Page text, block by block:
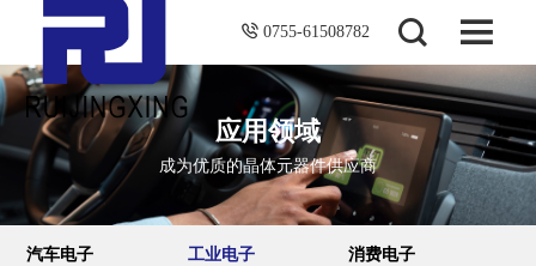
0755-61508782
应用领域
成为优质的晶体元器件供应商
汽车电子 工业电子 消费电子